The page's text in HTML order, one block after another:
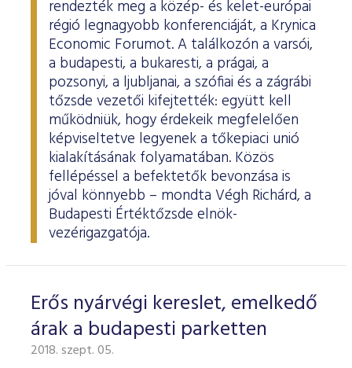
rendezték meg a közép- és kelet-európai
régió legnagyobb konferenciáját, a Krynica
Economic Forumot. A találkozón a varsói,
a budapesti, a bukaresti, a prágai, a
pozsonyi, a ljubljanai, a szófiai és a zágrábi
tőzsde vezetői kifejtették: együtt kell
működniük, hogy érdekeik megfelelően
képviseltetve legyenek a tőkepiaci unió
kialakításának folyamatában. Közös
fellépéssel a befektetők bevonzása is
jóval könnyebb – mondta Végh Richárd, a
Budapesti Értéktőzsde elnök-
vezérigazgatója.
Erős nyárvégi kereslet, emelkedő
árak a budapesti parketten
2018. szept. 05.